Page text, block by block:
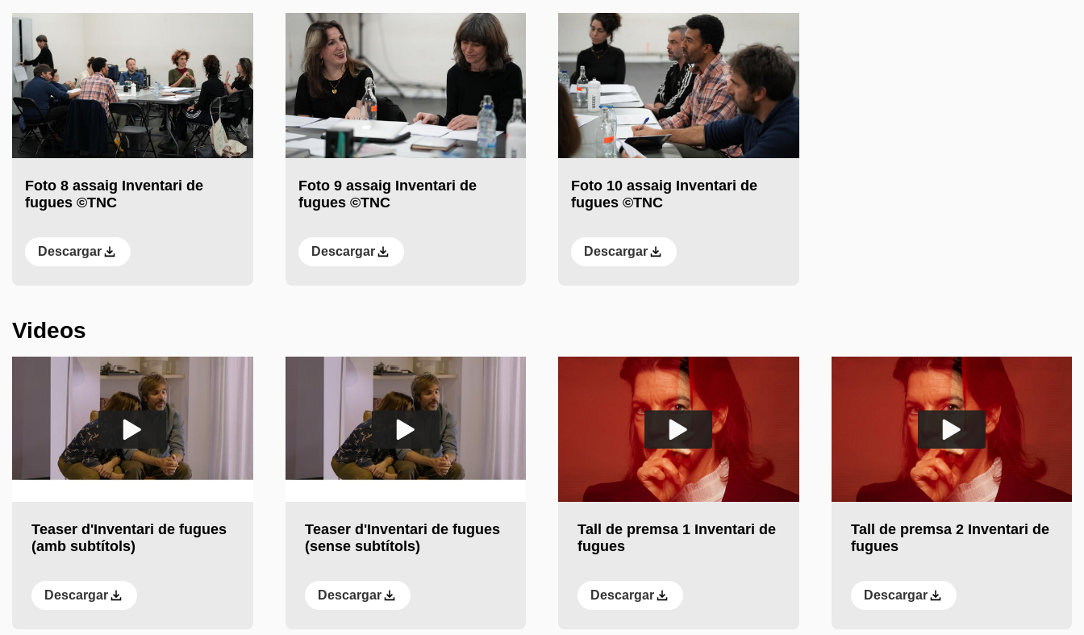
Foto 8 assaig Inventari de
fugues ©TNC
Descargar
Foto 9 assaig Inventari de
fugues ©TNC
Descargar
Foto 10 assaig Inventari de
fugues ©TNC
Descargar
Videos
Teaser d'Inventari de fugues
(amb subtítols)
Descargar
Teaser d'Inventari de fugues
(sense subtítols)
Descargar
Tall de premsa 1 Inventari de
fugues
Descargar
Tall de premsa 2 Inventari de
fugues
Descargar